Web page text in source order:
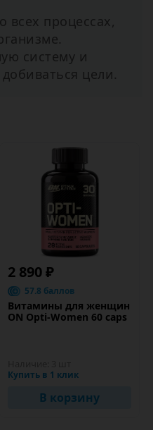
всех процессах,
систему и
цели.
2 890 ₽
57.8 баллов
Витамины для женщин
ON Opti-Women 60 caps
Купить в 1 клик
В корзину